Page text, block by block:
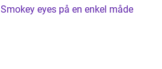
Smokey eyes på en enkel måde